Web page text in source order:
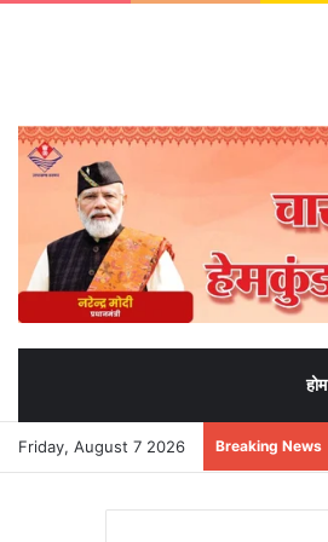
होम
Friday, August 7 2026 Breaking News